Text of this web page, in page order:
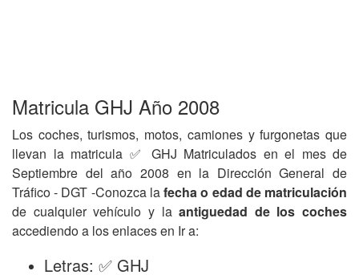
Matricula GHJ Año 2008
Los coches, turismos, motos, camiones y furgonetas que
llevan la matricula ✅ GHJ Matriculados en el mes de
Septiembre del año 2008 en la Dirección General de
Tráfico - DGT -Conozca lafecha o edad de matriculación
de cualquier vehículo y laantiguedad de los coches
accediendo a los enlaces en Ir a:
Letras: ✅ GHJ